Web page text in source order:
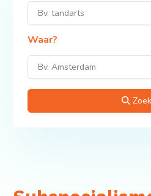
Waar?
Zoek